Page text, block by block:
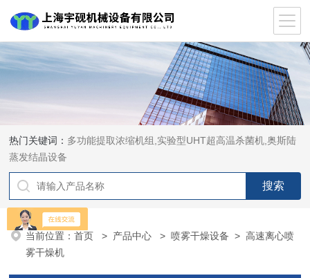
热门关键词： 多功能提取浓缩机组,实验型UHT超高温杀菌机,奥斯陆
蒸发结晶设备
当前位置：首页 > 产品中心 >喷雾干燥设备 >高速离心喷
雾干燥机